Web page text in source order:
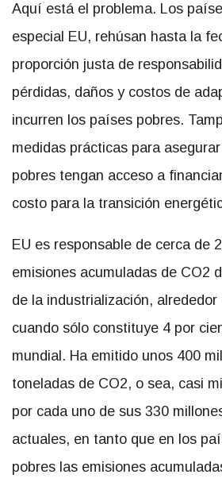
Aquí está el problema. Los
especial EU, rehúsan hasta la
proporción justa de
pérdidas, daños y costos de
incurren los países pobres.
medidas prácticas para
pobres tengan acceso a
costo para la transición
EU es responsable de cerca de
emisiones acumuladas de CO2
de la industrialización, alrededor
cuando sólo constituye 4 por
mundial. Ha emitido unos 400
toneladas de CO2, o sea, casi
por cada uno de sus 330
actuales, en tanto que en los
pobres las emisiones